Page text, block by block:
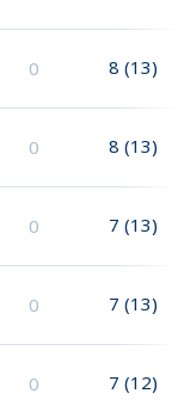
0 8 (13)
0 8 (13)
0 7 (13)
0 7 (13)
0 7 (12)